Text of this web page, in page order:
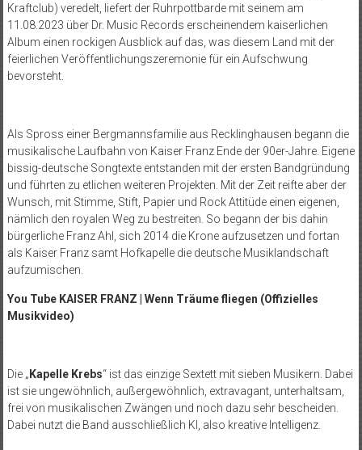
Kraftclub) veredelt, liefert der Ruhrpottbarde mit seinem am
11.08.2023 über Dr. Music Records erscheinendem kaiserlichen
Album einen rockigen Ausblick auf das, was diesem Land mit der
feierlichen Veröffentlichungszeremonie für ein Aufschwung
bevorsteht.
Als Spross einer Bergmannsfamilie aus Recklinghausen begann die
musikalische Laufbahn von Kaiser Franz Ende der 90er-Jahre. Eigene
bissig-deutsche Songtexte entstanden mit der ersten Bandgründung
und führten zu etlichen weiteren Projekten. Mit der Zeit reifte aber der
Wunsch, mit Stimme, Stift, Papier und Rock Attitüde einen eigenen,
nämlich den royalen Weg zu bestreiten. So begann der bis dahin
bürgerliche Franz Ahl, sich 2014 die Krone aufzusetzen und fortan
als Kaiser Franz samt Hofkapelle die deutsche Musiklandschaft
aufzumischen.
You Tube KAISER FRANZ | Wenn Träume fliegen (Offizielles
Musikvideo)
Die „ Kapelle Krebs“ ist das einzige Sextett mit sieben Musikern. Dabei
ist sie ungewöhnlich, außergewöhnlich, extravagant, unterhaltsam,
frei von musikalischen Zwängen und noch dazu sehr bescheiden.
Dabei nutzt die Band ausschließlich KI, also kreative Intelligenz.